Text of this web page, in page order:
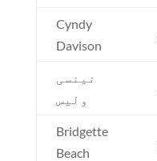
Cyndy
Davison
نینسی
ولیس
Bridgette
Beach